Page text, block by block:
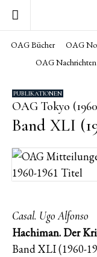
OAG Bücher OAG
OAG Nachrichten
PUBLIKATIONEN
OAG Tokyo
Band XLI
Casal. Ugo Alfonso
Hachiman. Der
Band XLI (1960-